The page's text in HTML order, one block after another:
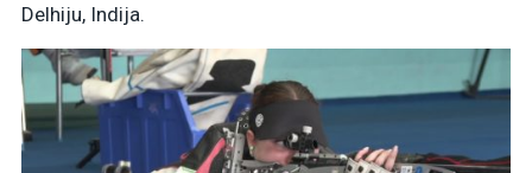
Delhiju, Indija.